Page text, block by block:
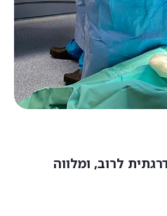
לרוב, ומלווה